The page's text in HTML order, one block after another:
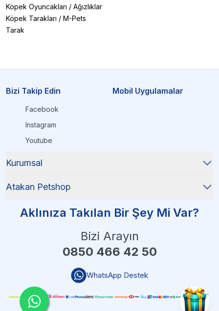
Köpek Oyuncakları / Ağızlıklar
Köpek Tarakları / M-Pets
Tarak
Bizi Takip Edin
Facebook
Instagram
Youtube
Mobil Uygulamalar
Kurumsal
Atakan Petshop
Aklınıza Takılan Bir Şey Mi Var?
Bizi Arayın
0850 466 42 50
WhatsApp Destek